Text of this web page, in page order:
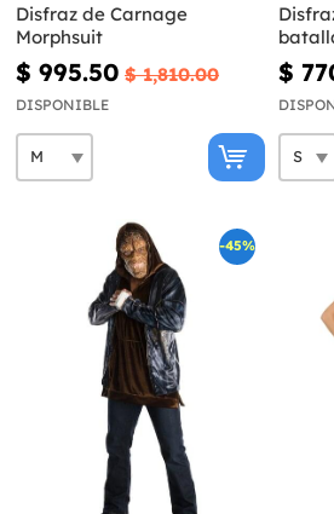
Disfraz de Carnage
Morphsuit
$ 995.50 $ 1,810.00
DISPONIBLE
mujer
$
-45%